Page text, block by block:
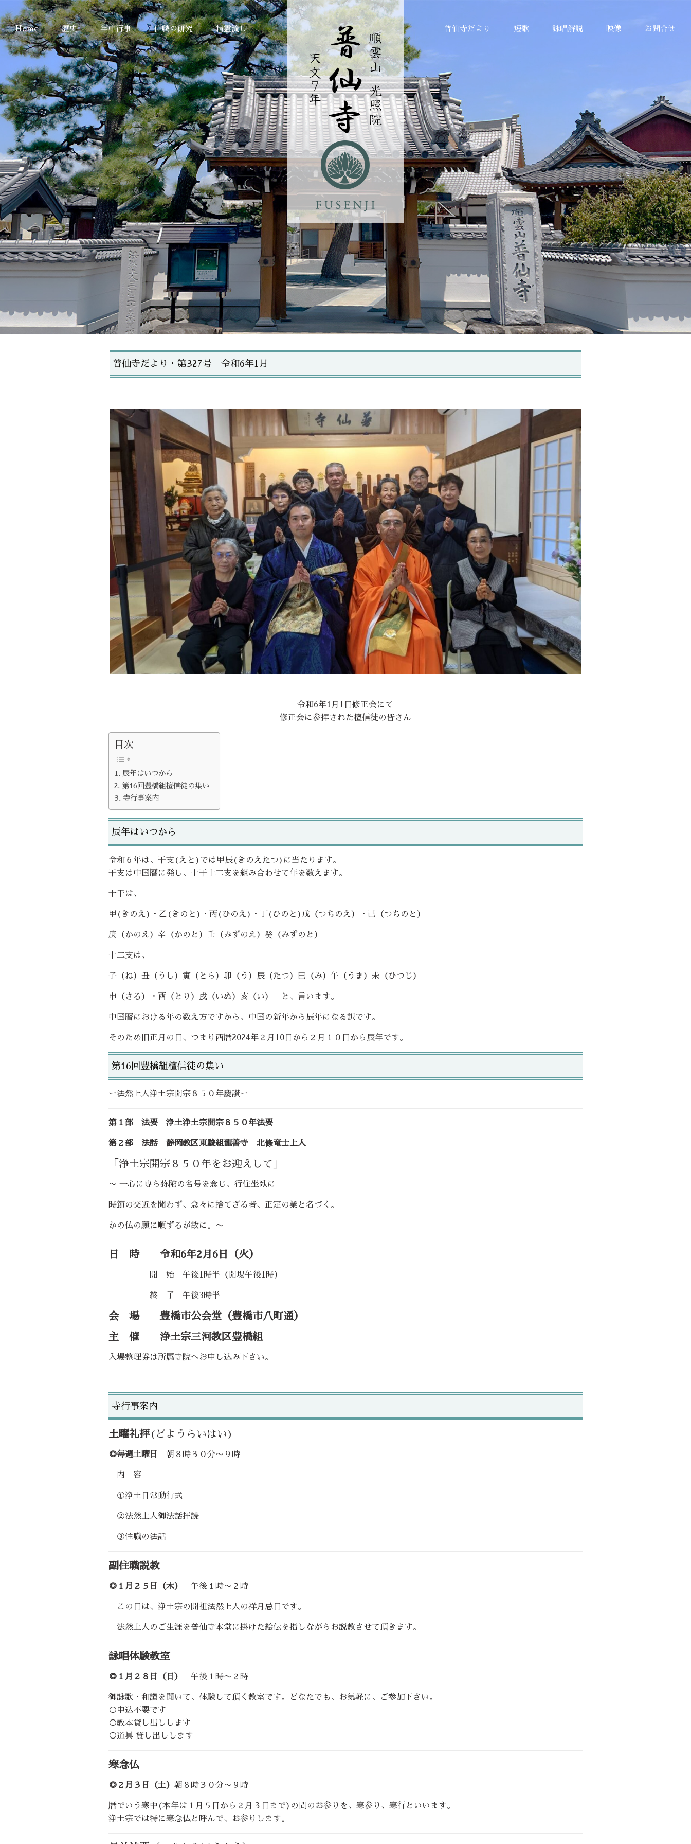
Home 歴史 年中行事 住職の研究 精霊流し 普仙寺だより 短歌 詠唱解説 映像 お問合せ
普仙寺だより・第327号 令和6年1月
令和6年1月1日修正会にて
修正会に参拝された檀信徒の皆さん
目次
辰年はいつから
第16回豊橋組檀信徒の集い
寺行事案内
辰年はいつから
令和６年は、干支(えと)では甲辰(きのえたつ)に当たります。
干支は中国暦に発し、十干十二支を組み合わせて年を数えます。
十干は、
甲(きのえ)・乙(きのと)・丙(ひのえ)・丁(ひのと)戊（つちのえ）・己（つちのと）
庚（かのえ）辛（かのと）壬（みずのえ）癸（みずのと）
十二支は、
子（ね）丑（うし）寅（とら）卯（う）辰（たつ）巳（み）午（うま）未（ひつじ）
申（さる）・酉（とり）戌（いぬ）亥（い） と、言います。
中国暦における年の数え方ですから、中国の新年から辰年になる訳です。
そのため旧正月の日、つまり西暦2024年２月10日から２月１０日から辰年です。
第16回豊橋組檀信徒の集い
ー法然上人浄土宗開宗８５０年慶讃ー
第１部 法要 浄土浄土宗開宗８５０年法要
第２部 法話 静岡教区東駿組龍善寺 北條竜士上人
「浄土宗開宗８５０年をお迎えして」
〜 一心に専ら弥陀の名号を念じ、行住坐臥に
時節の交近を聞わず、念々に捨てざる者、正定の業と名づく。
かの仏の願に順ずるが故に。〜
日 時 令和6年2月6日（火）
開 始 午後1時半（開場午後1時）
終 了 午後3時半
会 場 豊橋市公会堂（豊橋市八町通）
主 催 浄土宗三河教区豊橋組
入場整理券は所属寺院へお申し込み下さい。
寺行事案内
土曜礼拝(どようらいはい)
◎毎週土曜日 朝８時３０分〜９時
内 容
①浄土日常動行式
②法然上人御法話拝読
③住職の法話
副住職説教
◎ １月２５日（木） 午後１時〜２時
この日は、浄土宗の開祖法然上人の祥月忌日です。
法然上人のご生涯を普仙寺本堂に掛けた絵伝を指しながらお説教させて頂きます。
詠唱体験教室
◎ １月２８日（日） 午後１時〜２時
御詠歌・和讃を聞いて、体験して頂く教室です。どなたでも、お気軽に、ご参加下さい。
○申込不要です
○教本貸し出しします
○道具 貸し出しします
寒念仏
◎ ２月３日（土）朝８時３０分〜９時
暦でいう寒中(本年は１月５日から２月３日まで)の間のお参りを、寒参り、寒行といいます。
浄土宗では特に寒念仏と呼んで、お参りします。